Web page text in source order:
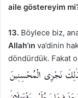
aile göstereyim
13. Böylece biz,
Allah’ın va’dinin
döndürdük. Fakat